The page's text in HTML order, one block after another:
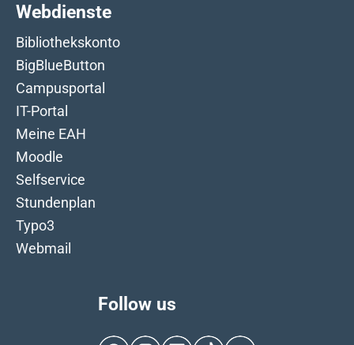
Webdienste
Bibliothekskonto
BigBlueButton
Campusportal
IT-Portal
Meine EAH
Moodle
Selfservice
Stundenplan
Typo3
Webmail
Follow us